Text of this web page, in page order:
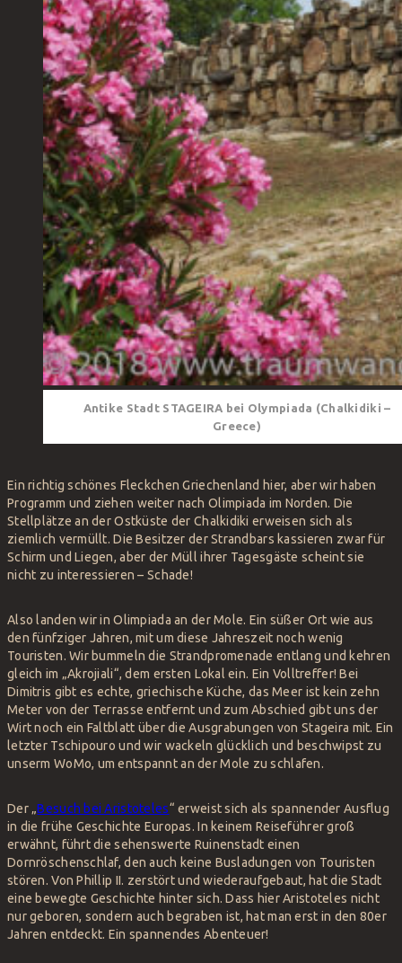
Antike Stadt STAGEIRA bei Olympiada (Chalkidiki –
Greece)
Ein richtig schönes Fleckchen Griechenland hier, aber wir haben
Programm und ziehen weiter nach Olimpiada im Norden. Die
Stellplätze an der Ostküste der Chalkidiki erweisen sich als
ziemlich vermüllt. Die Besitzer der Strandbars kassieren zwar für
Schirm und Liegen, aber der Müll ihrer Tagesgäste scheint sie
nicht zu interessieren – Schade!
Also landen wir in Olimpiada an der Mole. Ein süßer Ort wie aus
den fünfziger Jahren, mit um diese Jahreszeit noch wenig
Touristen. Wir bummeln die Strandpromenade entlang und kehren
gleich im „Akrojiali“, dem ersten Lokal ein. Ein Volltreffer! Bei
Dimitris gibt es echte, griechische Küche, das Meer ist kein zehn
Meter von der Terrasse entfernt und zum Abschied gibt uns der
Wirt noch ein Faltblatt über die Ausgrabungen von Stageira mit. Ein
letzter Tschipouro und wir wackeln glücklich und beschwipst zu
unserm WoMo, um entspannt an der Mole zu schlafen.
Der „Besuch bei Aristoteles“ erweist sich als spannender Ausflug
in die frühe Geschichte Europas. In keinem Reiseführer groß
erwähnt, führt die sehenswerte Ruinenstadt einen
Dornröschenschlaf, den auch keine Busladungen von Touristen
stören. Von Phillip II. zerstört und wiederaufgebaut, hat die Stadt
eine bewegte Geschichte hinter sich. Dass hier Aristoteles nicht
nur geboren, sondern auch begraben ist, hat man erst in den 80er
Jahren entdeckt. Ein spannendes Abenteuer!